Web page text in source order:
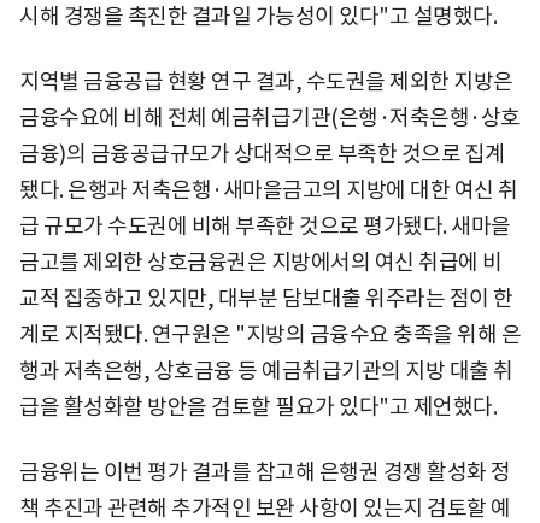
시해 경쟁을 촉진한 결과일 가능성이 있다"고 설명했다.
지역별 금융공급 현황 연구 결과, 수도권을 제외한 지방은
금융수요에 비해 전체 예금취급기관(은행·저축은행·상호
금융)의 금융공급규모가 상대적으로 부족한 것으로 집계
됐다. 은행과 저축은행·새마을금고의 지방에 대한 여신 취
급 규모가 수도권에 비해 부족한 것으로 평가됐다. 새마을
금고를 제외한 상호금융권은 지방에서의 여신 취급에 비
교적 집중하고 있지만, 대부분 담보대출 위주라는 점이 한
계로 지적됐다. 연구원은 "지방의 금융수요 충족을 위해 은
행과 저축은행, 상호금융 등 예금취급기관의 지방 대출 취
급을 활성화할 방안을 검토할 필요가 있다"고 제언했다.
금융위는 이번 평가 결과를 참고해 은행권 경쟁 활성화 정
책 추진과 관련해 추가적인 보완 사항이 있는지 검토할 예